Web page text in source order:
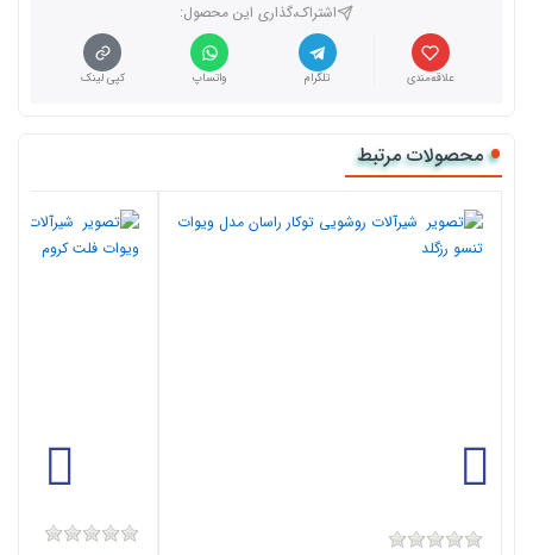
اشتراک،گذاری این محصول‌:
علاقه‌مندی تلگرام واتساپ کپی لینک
محصولات مرتبط